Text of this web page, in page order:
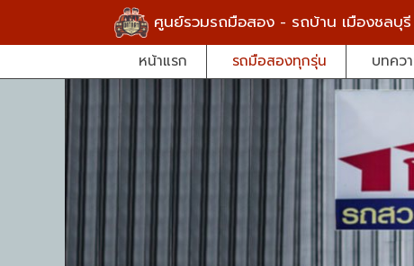
ศูนย์รวมรถมือสอง - รถบ้าน เมืองชลบุรี
หน้าแรก รถมือสองทุกรุ่น บทคว